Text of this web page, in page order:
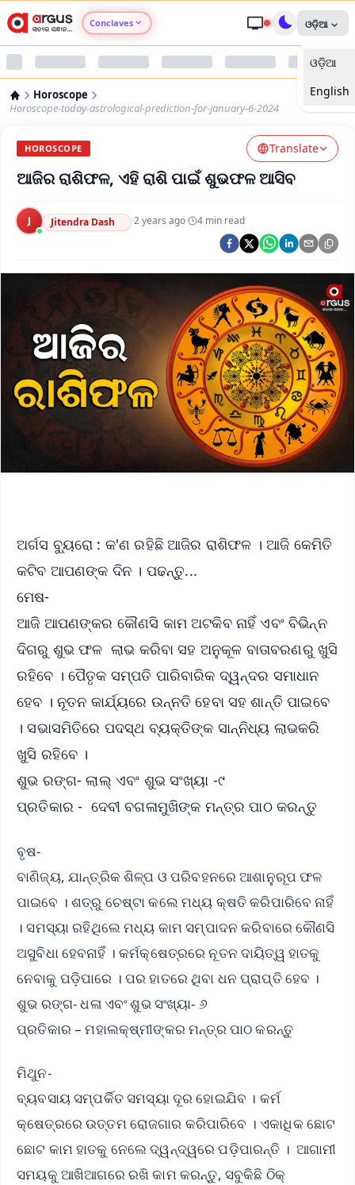
Conclaves
Argus Nari Shakti
Argus Health Connect
Argus Swaad Odisha
Argus Chalo Dekhein Apna Desh
ଓଡ଼ିଆ
ଓଡ଼ିଆ
English
Horoscope
Horoscope-today-astrological-prediction-for-january-6-2024
HOROSCOPE Translate
ଆଜିର ରାଶିଫଳ, ଏହି ରାଶି ପାଇଁ ଶୁଭଫଳ ଆସିବ
J Jitendra Dash ·2 years ago· 4 min read
ଅର୍ଗସ ବ୍ୟୁରୋ : କ'ଣ ରହିଛି ଆଜିର ରାଶିଫଳ । ଆଜି କେମିତି
କଟିବ ଆପଣଙ୍କ ଦିନ । ପଢନ୍ତୁ...
ମେଷ-
ଆଜି ଆପଣଙ୍କର କୌଣସି କାମ ଅଟକିବ ନାହିଁ ଏବଂ ବିଭିନ୍ନ
ଦିଗରୁ ଶୁଭ ଫଳ ଲାଭ କରିବା ସହ ଅନୁକୂଳ ବାତାବରଣରୁ ଖୁସି
ରହିବେ । ପୈତୃକ ସମ୍ପତି ପାରିବାରିକ ଦ୍ୱନ୍ଦର ସମାଧାନ
ହେବ । ନୂତନ କାର୍ଯ୍ୟରେ ଉନ୍ନତି ହେବା ସହ ଶାନ୍ତି ପାଇବେ
। ସଭାସମିତିରେ ପଦସ୍ଥ ବ୍ୟକ୍ତିଙ୍କ ସାନ୍ନିଧ୍ୟ ଲାଭକରି
ଖୁସି ରହିବେ ।
ଶୁଭ ରଙ୍ଗ- ଲାଲ୍ ଏବଂ ଶୁଭ ସଂଖ୍ୟା -୯
ପ୍ରତିକାର - ଦେବୀ ବଗଳାମୁଖିଙ୍କ ମନ୍ତ୍ର ପାଠ କରନ୍ତୁ
ବୃଷ-
ବାଣିଜ୍ୟ, ଯାନ୍ତ୍ରିକ ଶିଳ୍ପ ଓ ପରିବହନରେ ଆଶାନୁରୂପ ଫଳ
ପାଇବେ । ଶତ୍ରୁ ଚେଷ୍ଟା କଲେ ମଧ୍ୟ କ୍ଷତି କରିପାରିବେ ନାହିଁ
। ସମସ୍ୟା ରହିଥିଲେ ମଧ୍ୟ କାମ ସମ୍ପାଦନ କରିବାରେ କୌଣସି
ଅସୁବିଧା ହେବନାହିଁ । କର୍ମକ୍ଷେତ୍ରରେ ନୂତନ ଦାୟିତ୍ୱ ହାତକୁ
ନେବାକୁ ପଡ଼ିପାରେ । ପର ହାତରେ ଥିବା ଧନ ପ୍ରାପ୍ତି ହେବ ।
ଶୁଭ ରଙ୍ଗ- ଧଳା ଏବଂ ଶୁଭ ସଂଖ୍ୟା- ୬
ପ୍ରତିକାର – ମହାଲକ୍ଷ୍ମୀଙ୍କର ମନ୍ତ୍ର ପାଠ କରନ୍ତୁ
ମିଥୁନ-
ବ୍ୟବସାୟ ସମ୍ପର୍କିତ ସମସ୍ୟା ଦୂର ହୋଇଯିବ । କର୍ମ
କ୍ଷେତ୍ରରେ ଉତ୍ତମ ରୋଜଗାର କରିପାରିବେ । ଏକାଧିକ ଛୋଟ
ଛୋଟ କାମ ହାତକୁ ନେଲେ ଦ୍ୱନ୍ଦ୍ୱରେ ପଡ଼ିପାରନ୍ତି । ଆଗାମୀ
ସମୟକୁ ଆଖିଆଗରେ ରଖି କାମ କରନ୍ତୁ, ସବୁକିଛି ଠିକ୍